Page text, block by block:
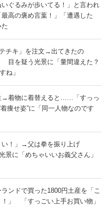
ぐるみが歩いてる！」と言われ
高の褒め言葉！」「遭遇した
チキ」を注文→出てきたの
を疑う光景に「量間違えた？
ね」
→着物に着替えると……「すっっ
痩せ姿”に「同一人物なのです
い！」→父は拳を振り上げ
に「めちゃいいお義父さん」
ンドで買った1800円土産を「こ
」 「すっごい上手お買い物」